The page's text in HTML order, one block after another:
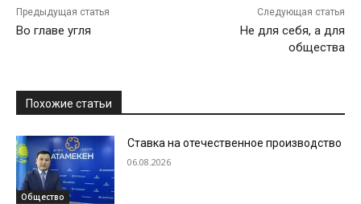
Предыдущая статья
Во главе угля
Следующая статья
Не для себя, а для
общества
Похожие статьи
Общество
Ставка на отечественное производство
06.08.2026